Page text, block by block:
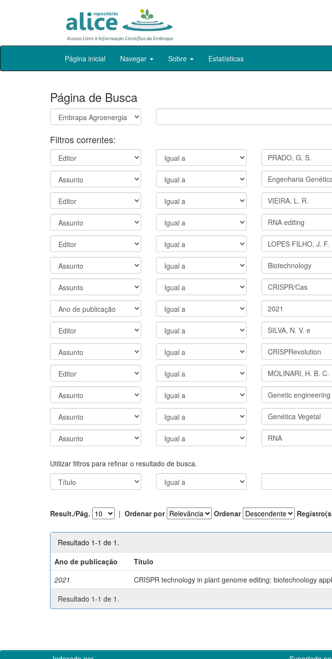
Skip
Página inicial Navegar Sobre Estatísticas
Página de Busca
Filtros correntes:
Utilizar filtros para refinar o resultado de busca.
Result./Pág. | Ordenar por Ordenar
Resultado 1-1 de 1.
Ano de publicação
Título
2021
CRISPR technology in plant genome editing: biotechnology
Resultado 1-1 de 1.